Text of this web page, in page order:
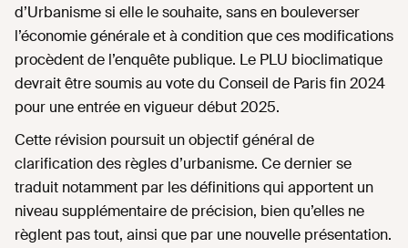
d’Urbanisme si elle le souhaite, sans en bouleverser
l’économie générale et à condition que ces modifications
procèdent de l’enquête publique. Le PLU bioclimatique
devrait être soumis au vote du Conseil de Paris fin 2024
pour une entrée en vigueur début 2025.
Cette révision poursuit un objectif général de
clarification des règles d’urbanisme. Ce dernier se
traduit notamment par les définitions qui apportent un
niveau supplémentaire de précision, bien qu’elles ne
règlent pas tout, ainsi que par une nouvelle présentation.